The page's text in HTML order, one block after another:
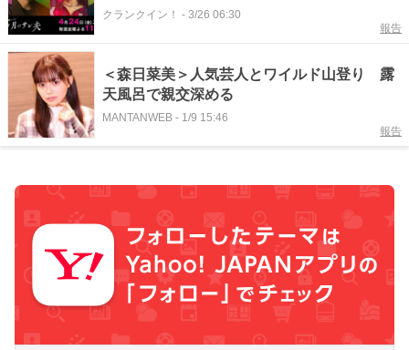
決定！
クランクイン！ - 3/26 06:30
報告
＜森日菜美＞人気芸人とワイルド山登り 露
天風呂で親交深める
MANTANWEB - 1/9 15:46
報告